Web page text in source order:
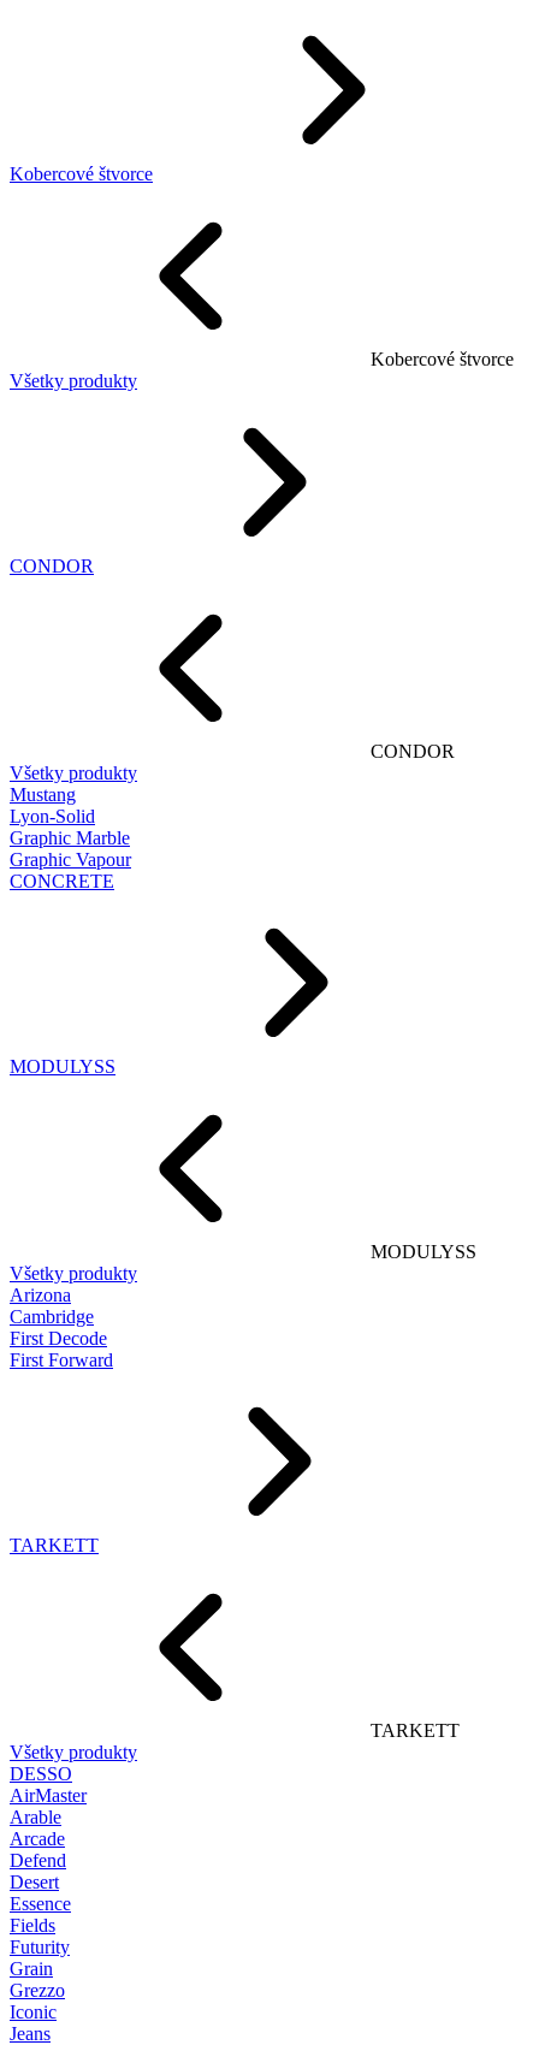
Kobercové štvorce
Kobercové štvorce
Všetky produkty
CONDOR
CONDOR
Všetky produkty
Mustang
Lyon-Solid
Graphic Marble
Graphic Vapour
CONCRETE
MODULYSS
MODULYSS
Všetky produkty
Arizona
Cambridge
First Decode
First Forward
TARKETT
TARKETT
Všetky produkty
DESSO
AirMaster
Arable
Arcade
Defend
Desert
Essence
Fields
Futurity
Grain
Grezzo
Iconic
Jeans